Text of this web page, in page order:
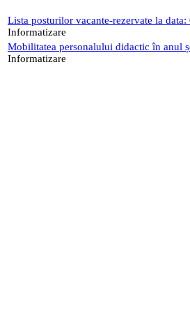
Lista posturilor vacante-rezervate la data:
Informatizare
Mobilitatea personalului didactic în anul
Informatizare